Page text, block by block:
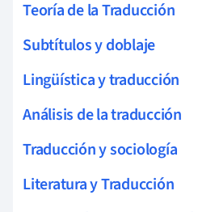
Teoría de la Traducción
Subtítulos y doblaje
Lingüística y traducción
Análisis de la traducción
Traducción y sociología
Literatura y Traducción